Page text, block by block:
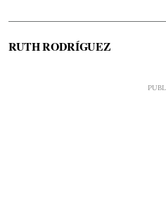
RUTH RODRÍGUEZ